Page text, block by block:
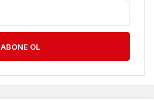
ABONE OL